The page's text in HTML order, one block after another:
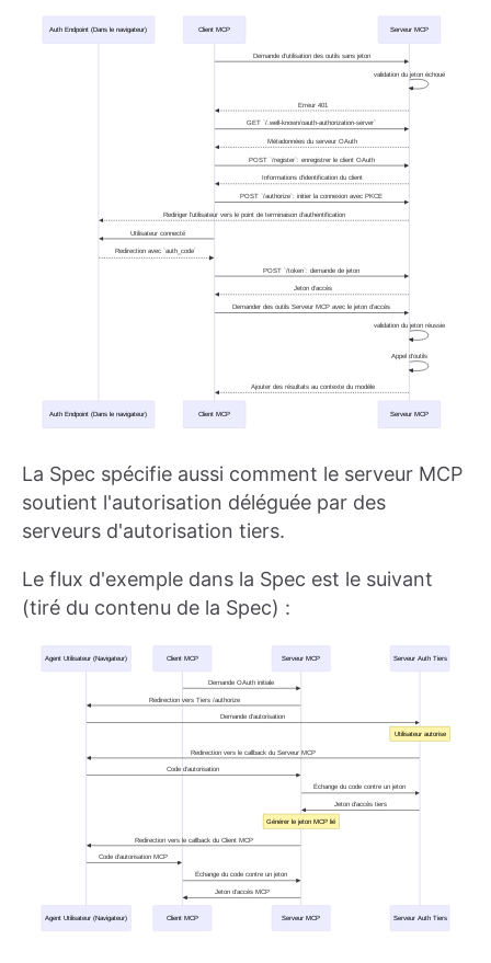
La Spec spécifie aussi comment le serveur MCP
soutient l'autorisation déléguée par des
serveurs d'autorisation tiers.
Le flux d'exemple dans la Spec est le suivant
(tiré du contenu de la Spec) :